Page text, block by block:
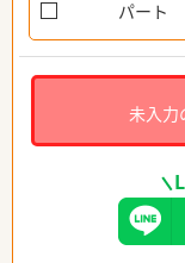
パート
未入力